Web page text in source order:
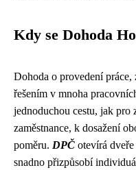
Kdy se Dohoda
Dohoda o provedení práce,
řešením v mnoha
jednoduchou cestu, jak pro
zaměstnance, k dosažení
poměru. DPČ otevírá
snadno přizpůsobí